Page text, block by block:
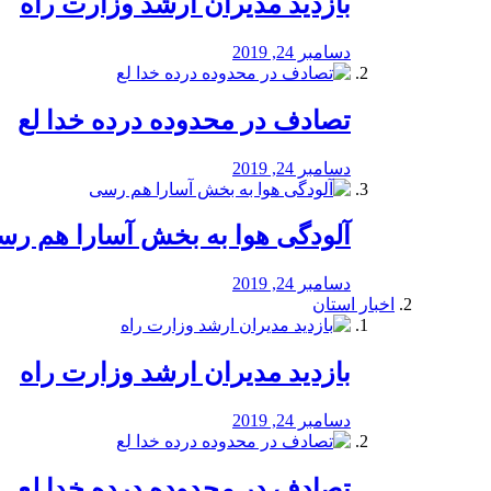
دسامبر 24, 2019
تصادف در محدوده درده خدا لع
دسامبر 24, 2019
آلودگی هوا به بخش آسارا هم
دسامبر 24, 2019
اخبار استان
بازدید مدیران ارشد وزارت راه
دسامبر 24, 2019